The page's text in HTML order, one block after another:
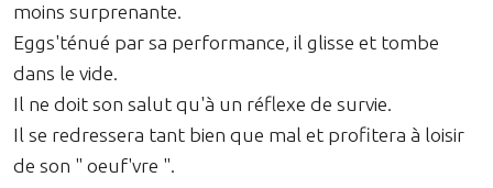
moins surprenante.
Eggs'ténué par sa performance, il glisse et tombe
dans le vide.
Il ne doit son salut qu'à un réflexe de survie.
Il se redressera tant bien que mal et profitera à loisir
de son " oeuf'vre ".